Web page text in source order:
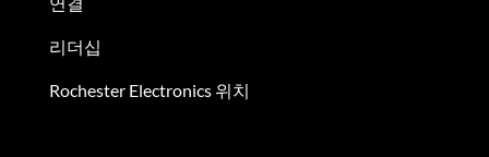
리더십
Rochester Electronics 위치